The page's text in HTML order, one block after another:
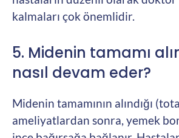
kalmaları çok önemlidir.
5. Midenin tamamı
nasıl devam eder?
Midenin tamamının alındığı
ameliyatlardan sonra, yemek